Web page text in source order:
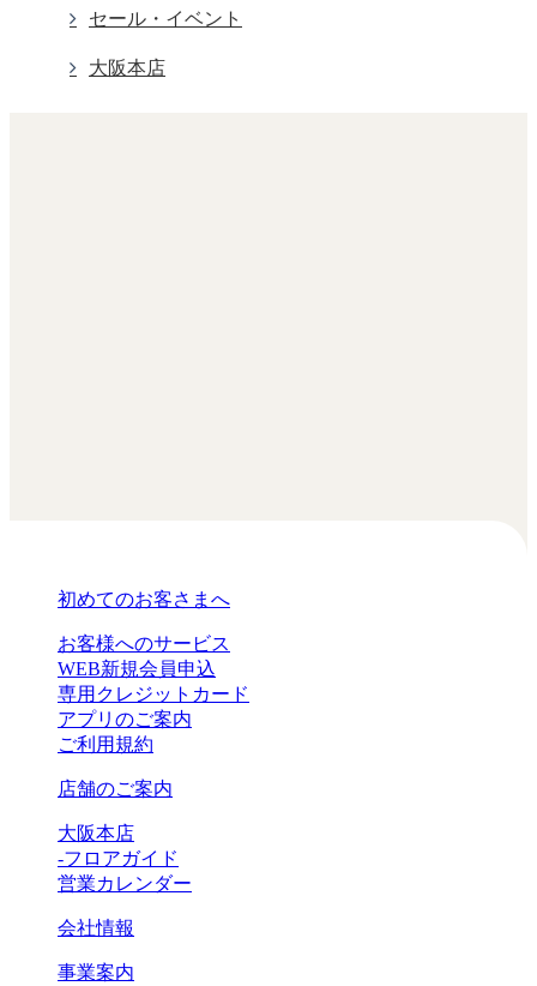
セール・イベント
大阪本店
初めてのお客さまへ
お客様へのサービス
WEB新規会員申込
専用クレジットカード
アプリのご案内
ご利用規約
店舗のご案内
大阪本店
-フロアガイド
営業カレンダー
会社情報
事業案内